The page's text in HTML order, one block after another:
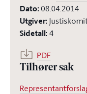
Dato:08.04.2014
Utgiver:
Sidetall:4
PDF
Tilhører sak